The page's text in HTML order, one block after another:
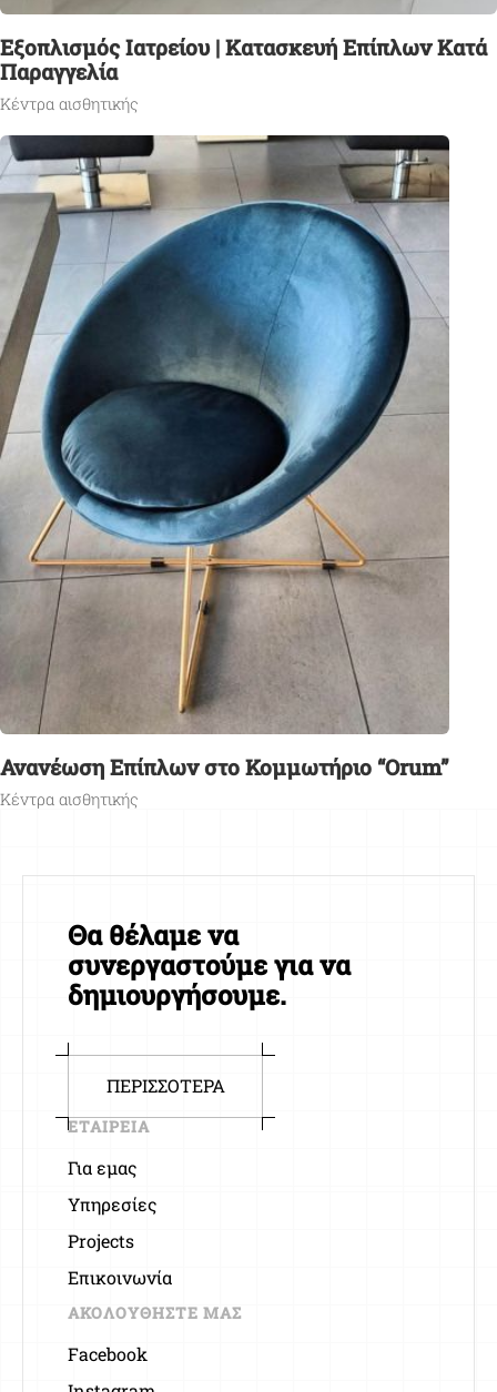
Εξοπλισμός Ιατρείου | Κατασκευή Επίπλων Κατά
Παραγγελία
Κέντρα αισθητικής
Ανανέωση Επίπλων στο Κομμωτήριο “Orum”
Κέντρα αισθητικής
Θα θέλαμε να
συνεργαστούμε για να
δημιουργήσουμε.
ΠΕΡΙΣΣΟΤΕΡΑ
ΕΤΑΙΡΕΙΑ
Για εμας
Υπηρεσίες
Projects
Επικοινωνία
ΑΚΟΛΟΥΘΗΣΤΕ ΜΑΣ
Facebook